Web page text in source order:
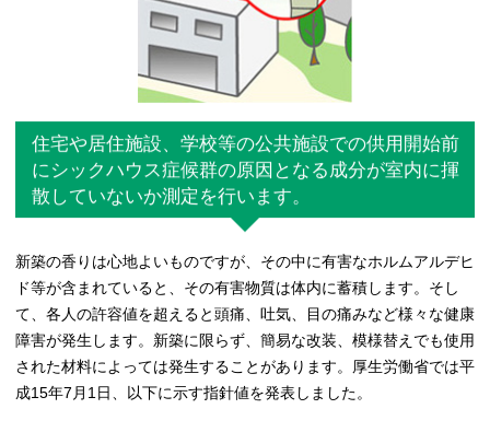
住宅や居住施設、学校等の公共施設での供用開始前
にシックハウス症候群の原因となる成分が室内に揮
散していないか測定を行います。
新築の香りは心地よいものですが、その中に有害なホルムアルデヒ
ド等が含まれていると、その有害物質は体内に蓄積します。そし
て、各人の許容値を超えると頭痛、吐気、目の痛みなど様々な健康
障害が発生します。新築に限らず、簡易な改装、模様替えでも使用
された材料によっては発生することがあります。厚生労働省では平
成15年7月1日、以下に示す指針値を発表しました。